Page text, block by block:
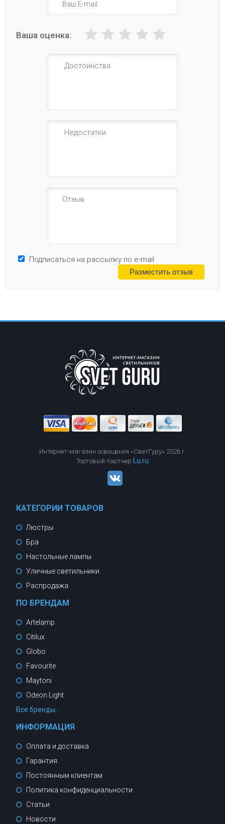
Ваша оценка:
Подписаться на рассылку по e-mail
Интернет-магазин освещения «СветГуру» 2026 г.
Торговый партнер
Lu.ru
КАТЕГОРИИ ТОВАРОВ
Люстры
Бра
Настольные лампы
Уличные светильники
Распродажа
ПО БРЕНДАМ
Artelamp
Citilux
Globo
Favourite
Maytoni
Odeon Light
Все бренды...
ИНФОРМАЦИЯ
Оплата и доставка
Гарантия
Постоянным клиентам
Политика конфиденциальности
Статьи
Новости